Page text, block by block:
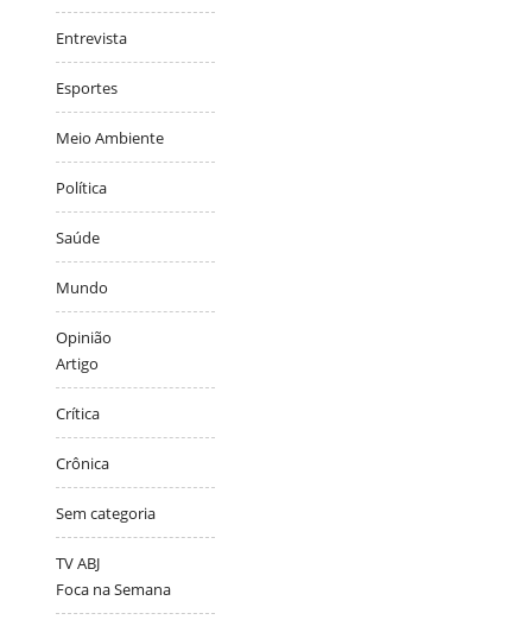
Entrevista
Esportes
Meio Ambiente
Política
Saúde
Mundo
Opinião
Artigo
Crítica
Crônica
Sem categoria
TV ABJ
Foca na Semana